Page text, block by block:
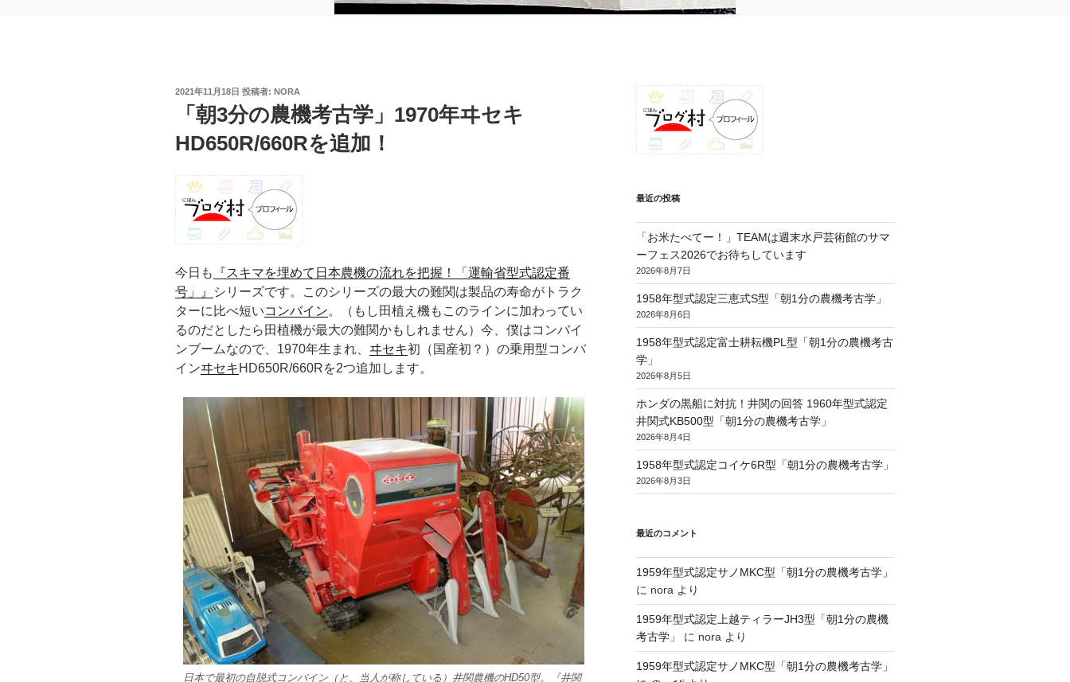
投
2021年11月18日 投稿者: NORA
「朝3分の農機考古学」1970年ヰセキ
HD650R/660Rを追加！
今日も
『スキマを埋めて日本農機の流れを把握！「運輸省型式認定番
号」』
シリーズです。このシリーズの最大の難関は製品の寿命がトラク
ターに比べ短いコンバイン。（もし田植え機もこのラインに加わってい
るのだとしたら田植機が最大の難関かもしれません）今、僕はコンバイ
ンブームなので、1970年生まれ、 ヰセキ初（国産初？）の乗用型コンバ
インヰセキ HD650R/660Rを2つ追加します。
日本で最初の自脱式コンバイン（と、当人が称している）井関農機のHD50型。『井関
最近の投稿
「お米たべてー！」TEAMは週末水戸芸術館のサマ
ーフェス2026でお待ちしています
2026年8月7日
1958年型式認定三恵式S型「朝1分の農機考古学」
2026年8月6日
1958年型式認定富士耕耘機PL型「朝1分の農機考古
学」
2026年8月5日
ホンダの黒船に対抗！井関の回答 1960年型式認定
井関式KB500型「朝1分の農機考古学」
2026年8月4日
1958年型式認定コイケ6R型「朝1分の農機考古学」
2026年8月3日
最近のコメント
1959年型式認定サノMKC型「朝1分の農機考古学」
に nora より
1959年型式認定上越ティラーJH3型「朝1分の農機
考古学」
に nora より
1959年型式認定サノMKC型「朝1分の農機考古学」